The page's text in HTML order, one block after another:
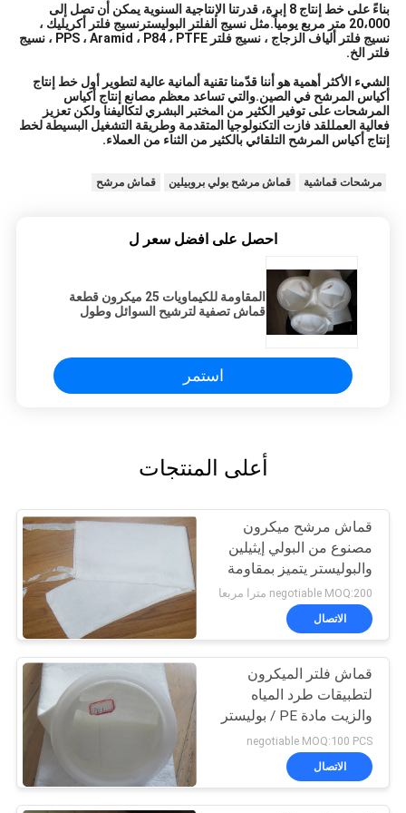
بناءً على خط إنتاج 8 إبرة، قدرتنا الإنتاجية السنوية يمكن أن تصل إلى
20،000 متر مربع يومياً.مثل نسيج الفلتر البوليسترنسيج فلتر أكريليك ،
نسيج فلتر ألياف الزجاج ، نسيج فلتر PPS ، Aramid ، P84 ، PTFE ، نسيج
فلتر الخ.
الشيء الأكثر أهمية هو أننا قدّمنا تقنية ألمانية عالية لتطوير أول خط إنتاج
أكياس المرشح في الصين.والتي تساعد معظم مصانع إنتاج أكياس
المرشحات على توفير الكثير من المختبر البشري لتكاليفنا ولكن تعزيز
فعالية العمللقد فازت التكنولوجيا المتقدمة وطريقة التشغيل البسيطة لخط
إنتاج أكياس المرشح التلقائي بالكثير من الثناء من العملاء.
مرشحات قماشية قماش مرشح بولي بروبيلين قماش مرشح
احصل على افضل سعر ل
المقاومة للكيماويات 25 ميكرون قطعة
قماش تصفية لترشيح السوائل وطول
استمر
أعلى المنتجات
قماش مرشح ميكرون
مصنوع من البولي إيثيلين
والبوليستر يتميز بمقاومة
درجات الحرارة العالية
وخصائص ممتازة مضادة
للأحماض والقلويات
negotiable MOQ:200 مترا مربعا
الاتصال
قماش فلتر الميكرون
لتطبيقات طرد المياه
والزيت مادة PE / بوليستر
negotiable MOQ:100 PCS
الاتصال